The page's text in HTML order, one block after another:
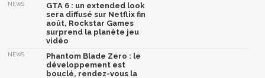
NEWS
GTA 6 : un extended look
sera diffusé sur Netflix fin
août, Rockstar Games
surprend la planète jeu
vidéo
NEWS
Phantom Blade Zero : le
développement est
bouclé, rendez-vous la